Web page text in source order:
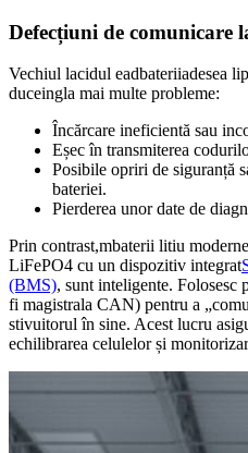
Defecțiuni de comunicare
Vechiul lacidul eadbateriiadesea
duceingla mai multe probleme:
Încărcare ineficientă sau
Eșec în transmiterea
Posibile opriri de siguranță
bateriei.
Pierderea unor date de
Prin contrast,mbaterii litiu
LiFePO4 cu un dispozitiv integrat
(BMS), sunt inteligente. Folosesc
fi magistrala CAN) pentru a
stivuitorul în sine. Acest lucru
echilibrarea celulelor și